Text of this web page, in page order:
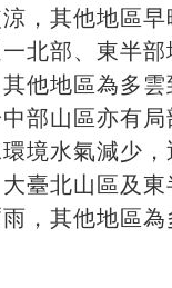
，其他地區早
北部、東半部
他地區為多雲
部山區亦有局
境水氣減少，
臺北山區及東
，其他地區為